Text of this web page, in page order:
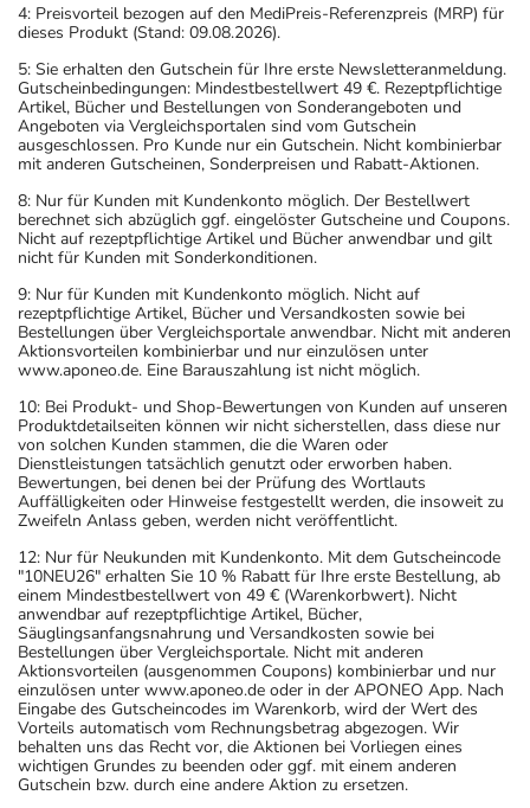
4: Preisvorteil bezogen auf den MediPreis-Referenzpreis (MRP) für
dieses Produkt (Stand: 09.08.2026).
5: Sie erhalten den Gutschein für Ihre erste Newsletteranmeldung.
Gutscheinbedingungen: Mindestbestellwert 49 €. Rezeptpflichtige
Artikel, Bücher und Bestellungen von Sonderangeboten und
Angeboten via Vergleichsportalen sind vom Gutschein
ausgeschlossen. Pro Kunde nur ein Gutschein. Nicht kombinierbar
mit anderen Gutscheinen, Sonderpreisen und Rabatt-Aktionen.
8: Nur für Kunden mit Kundenkonto möglich. Der Bestellwert
berechnet sich abzüglich ggf. eingelöster Gutscheine und Coupons.
Nicht auf rezeptpflichtige Artikel und Bücher anwendbar und gilt
nicht für Kunden mit Sonderkonditionen.
9: Nur für Kunden mit Kundenkonto möglich. Nicht auf
rezeptpflichtige Artikel, Bücher und Versandkosten sowie bei
Bestellungen über Vergleichsportale anwendbar. Nicht mit anderen
Aktionsvorteilen kombinierbar und nur einzulösen unter
www.aponeo.de. Eine Barauszahlung ist nicht möglich.
10: Bei Produkt- und Shop-Bewertungen von Kunden auf unseren
Produktdetailseiten können wir nicht sicherstellen, dass diese nur
von solchen Kunden stammen, die die Waren oder
Dienstleistungen tatsächlich genutzt oder erworben haben.
Bewertungen, bei denen bei der Prüfung des Wortlauts
Auffälligkeiten oder Hinweise festgestellt werden, die insoweit zu
Zweifeln Anlass geben, werden nicht veröffentlicht.
12: Nur für Neukunden mit Kundenkonto. Mit dem Gutscheincode
"10NEU26" erhalten Sie 10 % Rabatt für Ihre erste Bestellung, ab
einem Mindestbestellwert von 49 € (Warenkorbwert). Nicht
anwendbar auf rezeptpflichtige Artikel, Bücher,
Säuglingsanfangsnahrung und Versandkosten sowie bei
Bestellungen über Vergleichsportale. Nicht mit anderen
Aktionsvorteilen (ausgenommen Coupons) kombinierbar und nur
einzulösen unter www.aponeo.de oder in der APONEO App. Nach
Eingabe des Gutscheincodes im Warenkorb, wird der Wert des
Vorteils automatisch vom Rechnungsbetrag abgezogen. Wir
behalten uns das Recht vor, die Aktionen bei Vorliegen eines
wichtigen Grundes zu beenden oder ggf. mit einem anderen
Gutschein bzw. durch eine andere Aktion zu ersetzen.